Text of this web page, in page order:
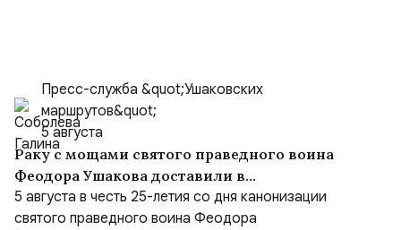
Пресс-служба &quot;Ушаковских
маршрутов&quot;
5 августа
Раку с мощами святого праведного воина
Феодора Ушакова доставили в
Кафедральный собор праведного Феодора
Ушакова в Саранске
5 августа в честь 25-летия со дня канонизации
святого праведного воина Феодора